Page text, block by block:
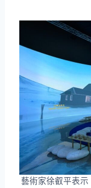
藝術家徐叡平表示